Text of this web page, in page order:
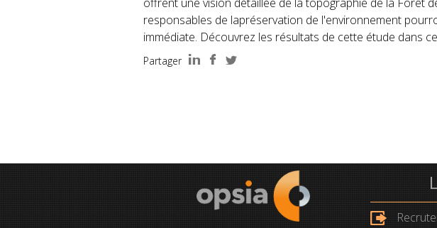
responsables de lapréservation de l'environnement
immédiate. Découvrez les résultats de cette étude dans
Partager